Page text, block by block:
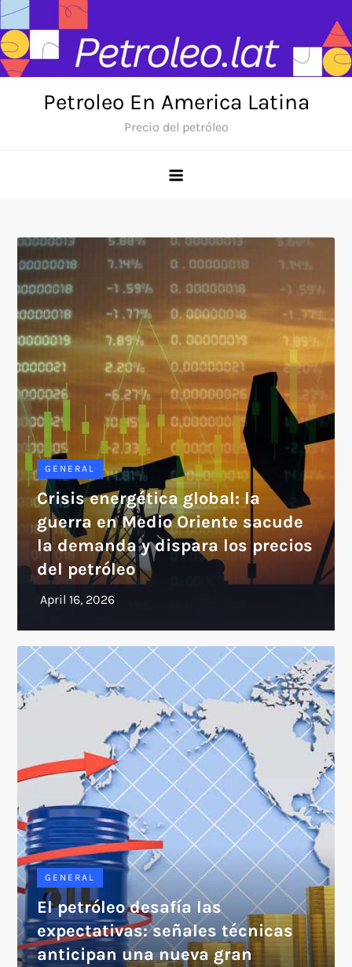
Skip
to
content
Petroleo En America Latina
Precio del petróleo
GENERAL
Crisis energética global: la
guerra en Medio Oriente sacude
la demanda y dispara los precios
del petróleo
GENERAL
El petróleo desafía las
expectativas: señales técnicas
anticipan una nueva gran